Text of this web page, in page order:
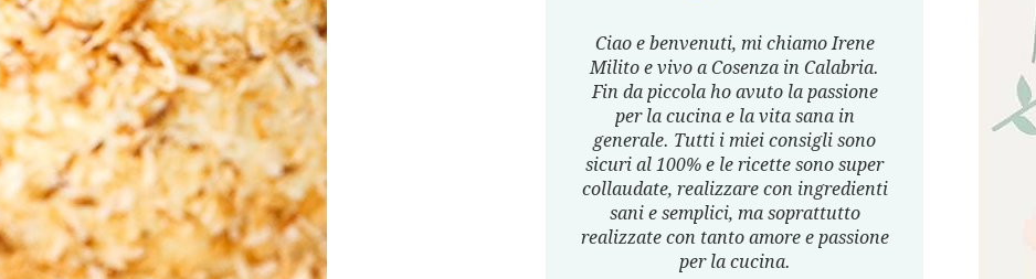
Ciao e benvenuti, mi chiamo Irene
Milito e vivo a Cosenza in Calabria.
Fin da piccola ho avuto la passione
per la cucina e la vita sana in
generale. Tutti i miei consigli sono
sicuri al 100% e le ricette sono super
collaudate, realizzare con ingredienti
sani e semplici, ma soprattutto
realizzate con tanto amore e passione
per la cucina.